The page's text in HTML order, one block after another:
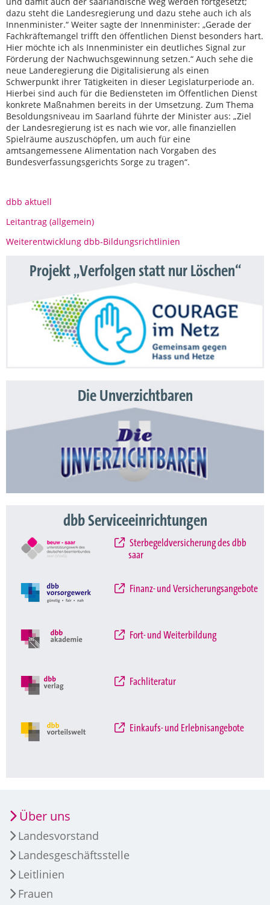
dazu steht die Landesregierung und dazu stehe auch ich als
Innenminister.“ Weiter sagte der Innenminister: „Gerade der
Fachkräftemangel trifft den öffentlichen Dienst besonders hart.
Hier möchte ich als Innenminister ein deutliches Signal zur
Förderung der Nachwuchsgewinnung setzen.“ Auch sehe die
neue Landeregierung die Digitalisierung als einen
Schwerpunkt ihrer Tätigkeiten in dieser Legislaturperiode an.
Hierbei sind auch für die Bediensteten im Öffentlichen Dienst
konkrete Maßnahmen bereits in der Umsetzung. Zum Thema
Besoldungsniveau im Saarland führte der Minister aus: „Ziel
der Landesregierung ist es nach wie vor, alle finanziellen
Spielräume auszuschöpfen, um auch für eine
amtsangemessene Alimentation nach Vorgaben des
Bundesverfassungsgerichts Sorge zu tragen“.
dbb aktuell
Leitantrag (allgemein)
Weiterentwicklung dbb-Bildungsrichtlinien
Projekt „Verfolgen statt nur Löschen“
Die Unverzichtbaren
dbb Serviceeinrichtungen
Sterbegeldversicherung des dbb
saar
Finanz- und Versicherungsangebote
Fort- und Weiterbildung
Fachliteratur
Einkaufs- und Erlebnisangebote
Über uns
Landesvorstand
Landesgeschäftsstelle
Leitlinien
Frauen